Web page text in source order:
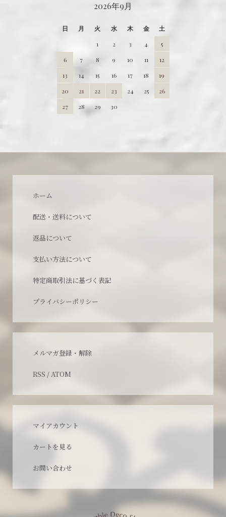
2026年9月
日 月 火 水 木 金
土
1
2 3 4
5
6
7 8 9 10 11
12
13
14 15 16 17 18
19
20
21 22 23 24 25
26
27
28 29 30
ホーム
配送・送料について
返品について
支払い方法について
特定商取引法に基づく表記
プライバシーポリシー
メルマガ登録・解除
RSS /ATOM
マイアカウント
カートを見る
お問い合わせ